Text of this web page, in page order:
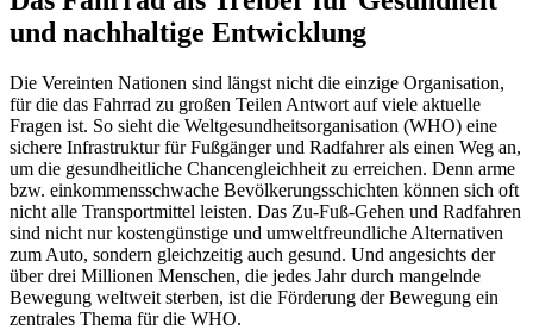
und nachhaltige Entwicklung
Die Vereinten Nationen sind längst nicht die einzige Organisation,
für die das Fahrrad zu großen Teilen Antwort auf viele aktuelle
Fragen ist. So sieht die Weltgesundheitsorganisation (WHO) eine
sichere Infrastruktur für Fußgänger und Radfahrer als einen Weg an,
um die gesundheitliche Chancengleichheit zu erreichen. Denn arme
bzw. einkommensschwache Bevölkerungsschichten können sich oft
nicht alle Transportmittel leisten. Das Zu-Fuß-Gehen und Radfahren
sind nicht nur kostengünstige und umweltfreundliche Alternativen
zum Auto, sondern gleichzeitig auch gesund. Und angesichts der
über drei Millionen Menschen, die jedes Jahr durch mangelnde
Bewegung weltweit sterben, ist die Förderung der Bewegung ein
zentrales Thema für die WHO.